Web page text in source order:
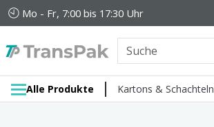
Mo - Fr, 7:00 bis 17:30 Uhr
Alle Produkte Kartons & Schachteln